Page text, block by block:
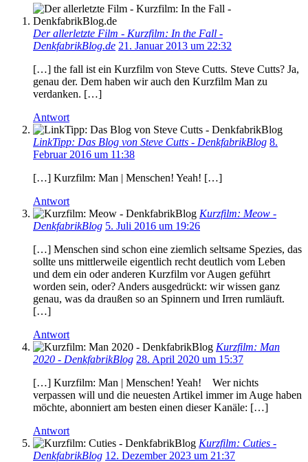
Der allerletzte Film - Kurzfilm: In the Fall -
DenkfabrikBlog.de 21. Januar 2013 um 22:32
[…] the fall ist ein Kurzfilm von Steve Cutts. Steve Cutts? Ja,
genau der. Dem haben wir auch den Kurzfilm Man zu
verdanken. […]
Antwort
LinkTipp: Das Blog von Steve Cutts - DenkfabrikBlog 8.
Februar 2016 um 11:38
[…] Kurzfilm: Man | Menschen! Yeah! […]
Antwort
Kurzfilm: Meow -
DenkfabrikBlog 5. Juli 2016 um 19:26
[…] Menschen sind schon eine ziemlich seltsame Spezies, das
sollte uns mittlerweile eigentlich recht deutlich vom Leben
und dem ein oder anderen Kurzfilm vor Augen geführt
worden sein, oder? Anders ausgedrückt: wir wissen ganz
genau, was da draußen so an Spinnern und Irren rumläuft.
[…]
Antwort
Kurzfilm: Man
2020 - DenkfabrikBlog 28. April 2020 um 15:37
[…] Kurzfilm: Man | Menschen! Yeah! Wer nichts
verpassen will und die neuesten Artikel immer im Auge haben
möchte, abonniert am besten einen dieser Kanäle: […]
Antwort
Kurzfilm: Cuties -
DenkfabrikBlog 12. Dezember 2023 um 21:37